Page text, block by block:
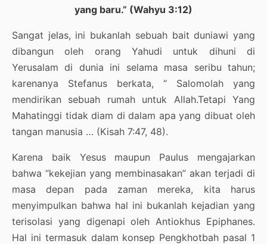
yang baru.” (Wahyu 3:12)
Sangat jelas, ini bukanlah sebuah bait duniawi yang
dibangun oleh orang Yahudi untuk dihuni di
Yerusalam di dunia ini selama masa seribu tahun;
karenanya Stefanus berkata, “ Salomolah yang
mendirikan sebuah rumah untuk Allah.Tetapi Yang
Mahatinggi tidak diam di dalam apa yang dibuat oleh
tangan manusia … (Kisah 7:47, 48).
Karena baik Yesus maupun Paulus mengajarkan
bahwa “kekejian yang membinasakan” akan terjadi di
masa depan pada zaman mereka, kita harus
menyimpulkan bahwa hal ini bukanlah kejadian yang
terisolasi yang digenapi oleh Antiokhus Epiphanes.
Hal ini termasuk dalam konsep Pengkhotbah pasal 1